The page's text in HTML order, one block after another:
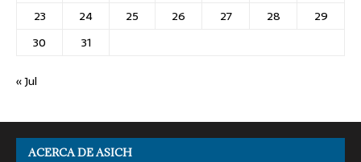
23
24 25 26 27 28
29
30
31
« Jul
ACERCA DE ASICH